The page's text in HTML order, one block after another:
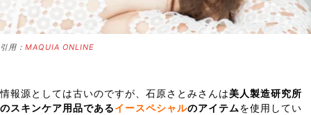
引用： MAQUIA ONLINE
情報源としては古いのですが、石原さとみさんは美人製造研究所
のスキンケア用品であるイースペシャルのアイテムを使用してい